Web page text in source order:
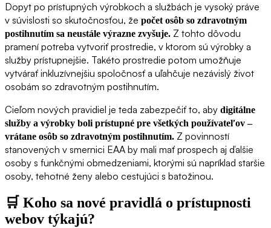
Dopyt po prístupných výrobkoch a službách je vysoký práve
v súvislosti so skutočnosťou, že počet osôb so zdravotným
postihnutím sa neustále výrazne zvyšuje. Z tohto dôvodu
pramení potreba vytvoriť prostredie, v ktorom sú výrobky a
služby prístupnejšie. Takéto prostredie potom umožňuje
vytvárať inkluzívnejšiu spoločnosť a uľahčuje nezávislý život
osobám so zdravotným postihnutím.
Cieľom nových pravidiel je teda zabezpečiť to, aby digitálne
služby a výrobky boli prístupné pre všetkých používateľov –
vrátane osôb so zdravotným postihnutím. Z povinností
stanovených v smernici EAA by mali mať prospech aj ďalšie
osoby s funkčnými obmedzeniami, ktorými sú napríklad staršie
osoby, tehotné ženy alebo cestujúci s batožinou.
🛒 Koho sa nové pravidlá o prístupnosti
webov týkajú?